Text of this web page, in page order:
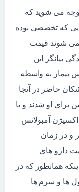
می شوید که
که تخصصی بوده
می شوند قیمت
بیانگر این
بیمار به واسطه
حاضر در آنجا
برای او شدند و یا
آمبولانس
و در زمان
دارو های
همانطور که در
ها و سرم ها